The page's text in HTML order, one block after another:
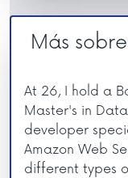
Más
At 26, I hold a
Master's in
developer
Amazon Web
different types